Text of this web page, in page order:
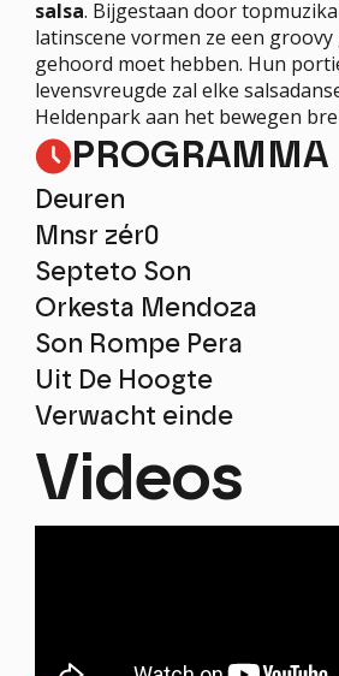
salsa. Bijgestaan door
latinscene vormen ze een groovy
gehoord moet hebben. Hun
levensvreugde zal elke
Heldenpark aan het bewegen
PROGRAMMA
Deuren
Mnsr zér0
Septeto Son
Orkesta Mendoza
Son Rompe Pera
Uit De Hoogte
Verwacht einde
Videos